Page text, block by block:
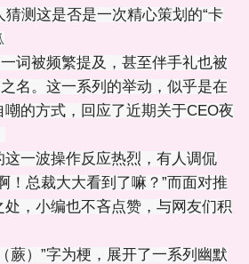
猜测这是否是一次精心策划的“卡
词被频繁提及，甚至伴手礼也被
名。这一系列的举动，似乎是在
嘲的方式，回应了近期关于CEO夜
这一波操作反应热烈，有人调侃
！总裁大大看到了嘛？”而面对推
，小编也不吝点赞，与网友们积
蕨）”字为梗，展开了一系列幽默